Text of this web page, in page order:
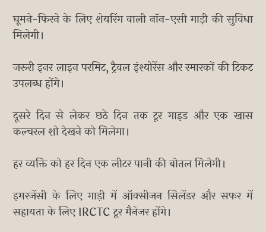
घूमने-फिरने के लिए शेयरिंग वाली नॉन-एसी गाड़ी की सुविधा
मिलेगी।
जरूरी इनर लाइन परमिट, ट्रैवल इंश्योरेंस और स्मारकों की टिकट
उपलब्ध होंगे।
दूसरे दिन से लेकर छठे दिन तक टूर गाइड और एक खास
कल्चरल शो देखने को मिलेगा।
हर व्यक्ति को हर दिन एक लीटर पानी की बोतल मिलेगी।
इमरजेंसी के लिए गाड़ी में ऑक्सीजन सिलेंडर और सफर में
सहायता के लिए IRCTC टूर मैनेजर होंगे।